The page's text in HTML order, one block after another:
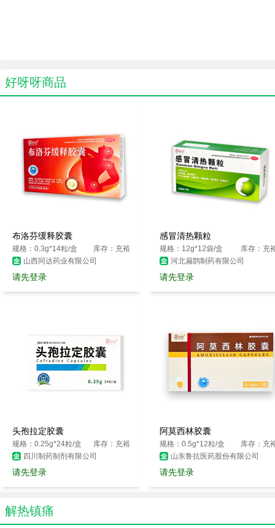
好呀呀商品
布洛芬缓释胶囊
规格：0.3g*14粒/盒
库存：充裕
山西同达药业有限公司
请先登录
感冒清热颗粒
规格：12g*12袋/盒
库存：充
河北扁鹊制药有限公司
请先登录
头孢拉定胶囊
规格：0.25g*24粒/盒
库存：充裕
四川制药制剂有限公司
请先登录
阿莫西林胶囊
规格：0.5g*12粒/盒
库存：充
山东鲁抗医药股份有限公司
请先登录
解热镇痛